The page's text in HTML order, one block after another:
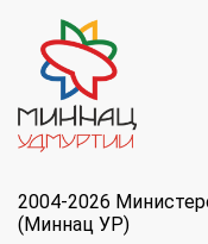
2004-2026
(Миннац УР)